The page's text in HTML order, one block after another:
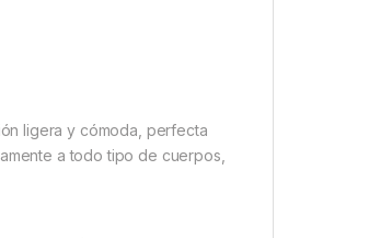
ligera y cómoda, perfecta
a todo tipo de cuerpos,